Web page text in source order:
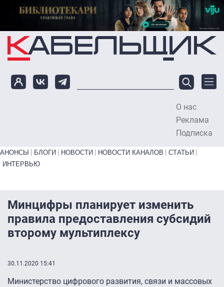
Перейти к основному содержанию
О нас
Реклама
Подписка
Primary links bottom
АНОНСЫ БЛОГИ НОВОСТИ НОВОСТИ КАНАЛОВ
СТАТЬИ
ИНТЕРВЬЮ
Минцифры планирует изменить
правила предоставления субсидий
второму мультиплексу
30.11.2020 15:41
Министерство цифрового развития, связи и массовых